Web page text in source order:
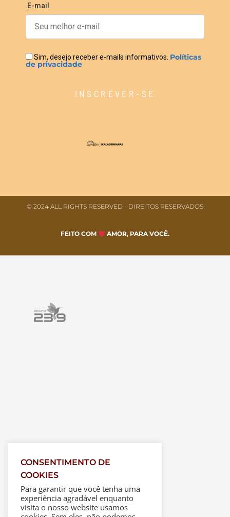
E-mail
Sim, desejo receber e-mails informativos. Políticas
de privacidade
INSCREVER-SE
© 2024 ALL RIGHTS RESERVED​ - DIREITOS RESERVADOS
FEITO COM AMOR, PARA VOCÊ.
CONSENTIMENTO DE
COOKIES
Para garantir que você tenha uma
experiência agradável enquanto
visita o nosso website usamos